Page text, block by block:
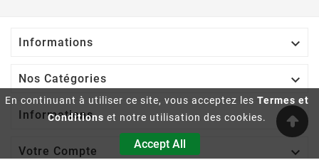
En continuant à utiliser ce site, vous acceptez les Termes et
Conditions et notre utilisation des cookies.
Accept All
Informations 
Nos Catégories 
Informations 
Votre Compte 